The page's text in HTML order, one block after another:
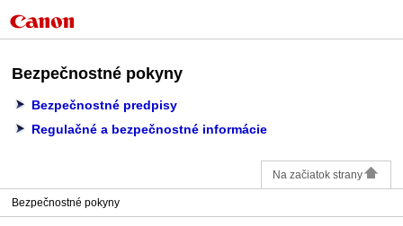
Bezpečnostné pokyny
Bezpečnostné predpisy
Regulačné a bezpečnostné informácie
Na začiatok strany
Bezpečnostné pokyny